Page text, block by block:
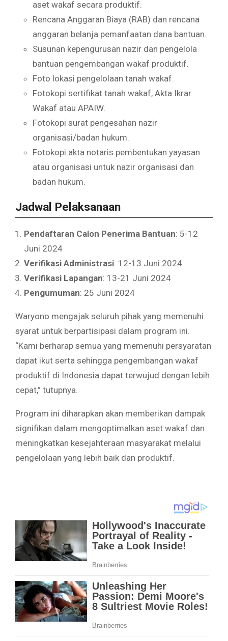
aset wakaf secara produktif.
Rencana Anggaran Biaya (RAB) dan rencana
anggaran belanja pemanfaatan dana bantuan.
Susunan kepengurusan nazir dan pengelola
bantuan pengembangan wakaf produktif.
Foto lokasi pengelolaan tanah wakaf.
Fotokopi sertifikat tanah wakaf, Akta Ikrar
Wakaf atau APAIW.
Fotokopi surat pengesahan nazir
organisasi/badan hukum.
Fotokopi akta notaris pembentukan yayasan
atau organisasi untuk nazir organisasi dan
badan hukum.
Jadwal Pelaksanaan
Pendaftaran Calon Penerima Bantuan: 5-12
Juni 2024
Verifikasi Administrasi: 12-13 Juni 2024
Verifikasi Lapangan: 13-21 Juni 2024
Pengumuman: 25 Juni 2024
Waryono mengajak seluruh pihak yang memenuhi
syarat untuk berpartisipasi dalam program ini.
“Kami berharap semua yang memenuhi persyaratan
dapat ikut serta sehingga pengembangan wakaf
produktif di Indonesia dapat terwujud dengan lebih
cepat,” tutupnya.
Program ini diharapkan akan memberikan dampak
signifikan dalam mengoptimalkan aset wakaf dan
meningkatkan kesejahteraan masyarakat melalui
pengelolaan yang lebih baik dan produktif.